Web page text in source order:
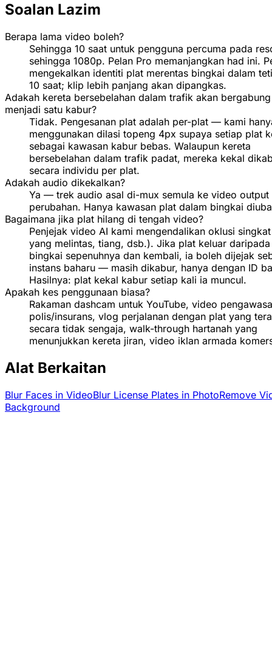
Soalan Lazim
Berapa lama video boleh?
Sehingga 10 saat untuk pengguna percuma pada
sehingga 1080p. Pelan Pro memanjangkan had ini.
mengekalkan identiti plat merentas bingkai dalam
10 saat; klip lebih panjang akan dipangkas.
Adakah kereta bersebelahan dalam trafik akan bergabung
menjadi satu kabur?
Tidak. Pengesanan plat adalah per-plat — kami
menggunakan dilasi topeng 4px supaya setiap plat
sebagai kawasan kabur bebas. Walaupun kereta
bersebelahan dalam trafik padat, mereka kekal
secara individu per plat.
Adakah audio dikekalkan?
Ya — trek audio asal di-mux semula ke video output
perubahan. Hanya kawasan plat dalam bingkai
Bagaimana jika plat hilang di tengah video?
Penjejak video AI kami mengendalikan oklusi
yang melintas, tiang, dsb.). Jika plat keluar daripada
bingkai sepenuhnya dan kembali, ia boleh dijejak
instans baharu — masih dikabur, hanya dengan ID
Hasilnya: plat kekal kabur setiap kali ia muncul.
Apakah kes penggunaan biasa?
Rakaman dashcam untuk YouTube, video
polis/insurans, vlog perjalanan dengan plat yang
secara tidak sengaja, walk-through hartanah yang
menunjukkan kereta jiran, video iklan armada
Alat Berkaitan
Blur Faces in VideoBlur License Plates in PhotoRemove
Background